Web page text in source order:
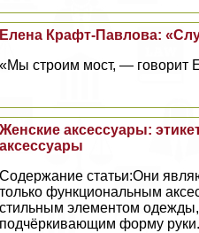
Елена Крафт-Павлова:
«Мы строим мост, — говорит
Женские аксессуары:
аксессуары
Содержание статьи:Они
только функциональным
стильным элементом одежды,
подчёркивающим форму